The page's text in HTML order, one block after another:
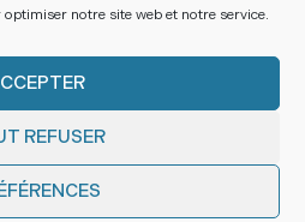
notre site web et notre service.
REFUSER
SARL au capital de 50 000 € – SIRET
307 390 00025